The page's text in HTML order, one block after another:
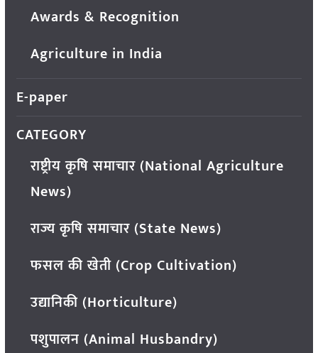
Awards & Recognition
Agriculture in India
E-paper
CATEGORY
राष्ट्रीय कृषि समाचार (National Agriculture
News)
राज्य कृषि समाचार (State News)
फसल की खेती (Crop Cultivation)
उद्यानिकी (Horticulture)
पशुपालन (Animal Husbandry)